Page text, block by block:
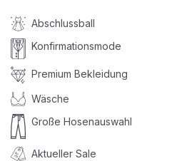
Abschlussball
Konfirmationsmode
Premium Bekleidung
Wäsche
Große Hosenauswahl
Aktueller Sale